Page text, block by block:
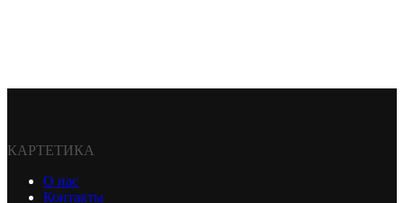
КАРТЕТИКА
О нас
Контакты